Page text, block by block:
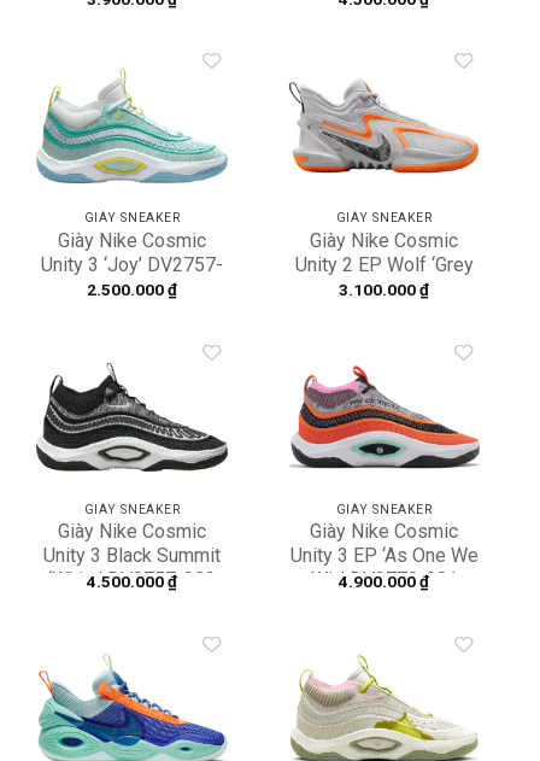
wishlist
GIÀY SNEAKER
Giày Nike Cosmic
Unity 3 ‘Joy’ DV2757-
300
2.500.000₫
wishlist
GIÀY SNEAKER
Giày Nike Cosmic
Unity 2 EP Wolf ‘Grey
Orange’ DH1536-004
3.100.000₫
wishlist
GIÀY SNEAKER
Giày Nike Cosmic
Unity 3 Black Summit
‘White’ DV2757-002
4.500.000₫
wishlist
GIÀY SNEAKER
Giày Nike Cosmic
Unity 3 EP ‘As One We
Win’ DV2770-001
4.900.000₫
wishlist
wishlist